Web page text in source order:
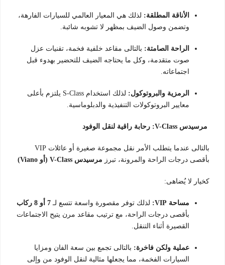
الأناقة المطلقة: لذلك هي المعيار العالمي للسيارات الفارهة،
وتضمن وصول الضيف بمظهر لا تشوبه شائبة.
الراحة الصامتة: بالتالى مقاعد خلفية فخمة، تقنيات عزل
صوت متقدمة، وكل ما يحتاجه الضيف للتحضير بهدوء قبل
اجتماعاته.
الرمزية والبروتوكول:
لذلك استخدام S-Class يلتزم بأعلى
معايير البروتوكولات التنفيذية والدبلوماسية.
مرسيدس V-Class: رحابة راقية لنقل الوفود
بالتالى عندما يتطلب الأمر نقل مجموعة صغيرة أو عائلات VIP
بأقصى درجات الراحة والمرونة، تبرز مرسيدس V-Class (أو Viano)
كخيار لا يُضاهى:
مساحة VIP: لذلك توفر مقصورة واسعة تتسع لـ 7 أو 8 ركاب
بأقصى درجات الراحة، مع ترتيب مقاعد مرن يتيح الاجتماعات
القصيرة أثناء التنقل.
عملية ولكن فاخرة: بالتالى تجمع بين سعة الفان ومزايا
السيارات الفخمة، مما يجعلها مثالية لنقل الوفود من وإلى